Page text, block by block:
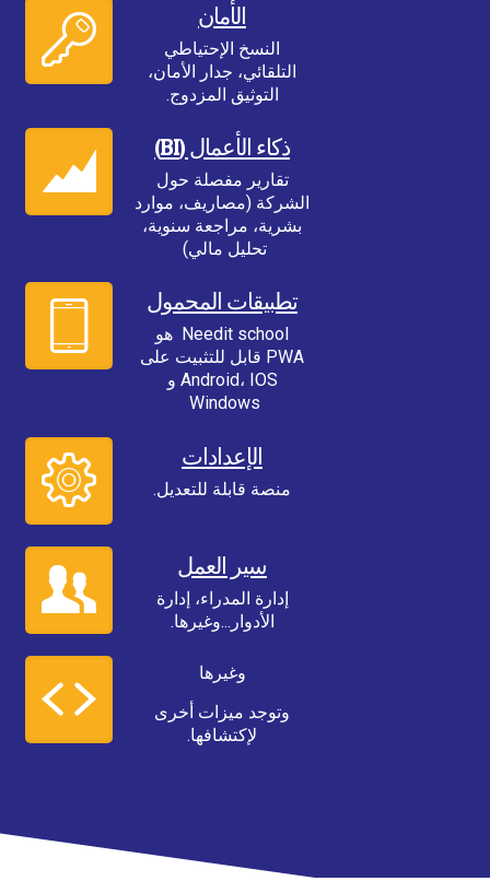
الأمان
النسخ الإحتياطي
التلقائي، جدار الأمان،
التوثيق المزدوج.
ذكاء الأعمال (BI)
تقارير مفصلة حول
الشركة (مصاريف، موارد
بشرية، مراجعة سنوية،
تحليل مالي)
تطبيقات المحمول
Needit school هو
PWA قابل للتثبيت على
Android، IOS و
Windows
الإعدادات
منصة قابلة للتعديل.
سير العمل
إدارة المدراء، إدارة
الأدوار...وغيرها.
وغيرها
وتوجد ميزات أخرى
لإكتشافها.